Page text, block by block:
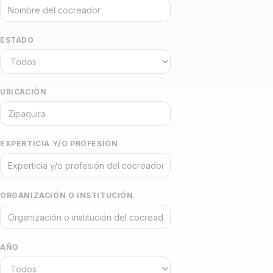
ESTADO
UBICACIÓN
EXPERTICIA Y/O PROFESIÓN
ORGANIZACIÓN O INSTITUCIÓN
AÑO